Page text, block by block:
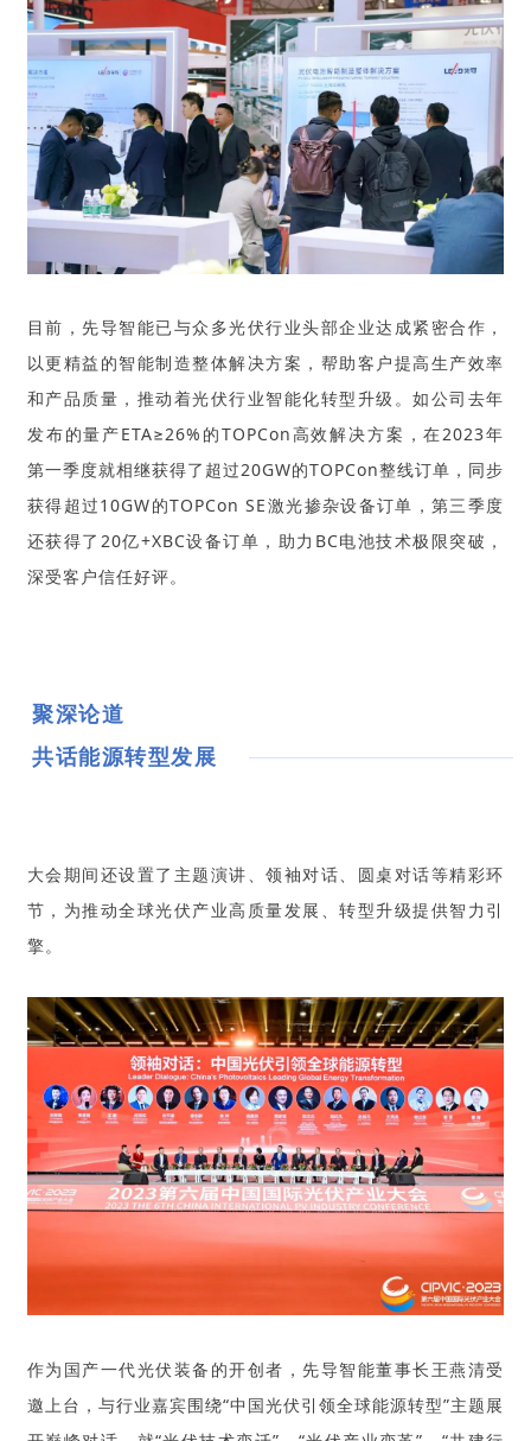
目前，先导智能已与众多光伏行业头部企业达成紧密合作，
以更精益的智能制造整体解决方案，帮助客户提高生产效率
和产品质量，推动着光伏行业智能化转型升级。如公司去年
发布的量产ETA≥26%的TOPCon高效解决方案，在2023年
第一季度就相继获得了超过20GW的TOPCon整线订单，同步
获得超过10GW的TOPCon SE激光掺杂设备订单，第三季度
还获得了20亿+XBC设备订单，助力BC电池技术极限突破，
深受客户信任好评。
聚深论道
共话能源转型发展
大会期间还设置了主题演讲、领袖对话、圆桌对话等精彩环
节，为推动全球光伏产业高质量发展、转型升级提供智力引
擎。
作为国产一代光伏装备的开创者，先导智能董事长王燕清受
邀上台，与行业嘉宾围绕“中国光伏引领全球能源转型”主题展